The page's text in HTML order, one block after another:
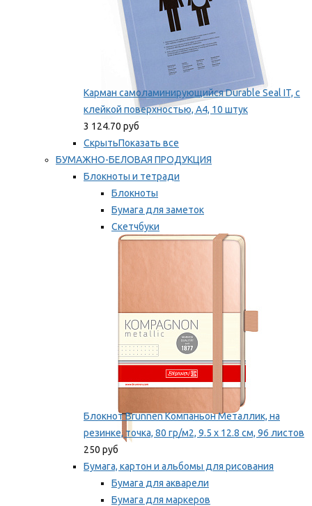
Карман самоламинирующийся Durable Seal IT, с
клейкой поверхностью, A4, 10 штук
3 124.70 руб
СкрытьПоказать все
БУМАЖНО-БЕЛОВАЯ ПРОДУКЦИЯ
Блокноты и тетради
Блокноты
Бумага для заметок
Скетчбуки
Тетради
Блокнот Brunnen Компаньон Металлик, на
резинке, точка, 80 гр/м2, 9.5 х 12.8 см, 96 листов
250 руб
Бумага, картон и альбомы для рисования
Бумага для акварели
Бумага для маркеров